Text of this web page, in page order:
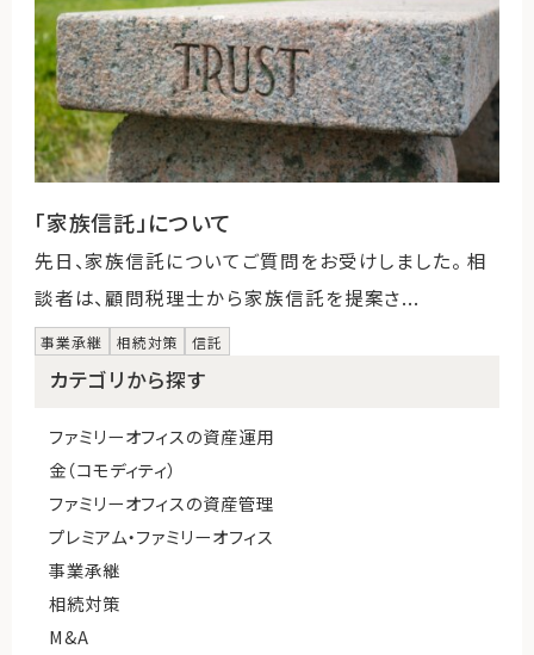
「家族信託」について
先日、家族信託についてご質問をお受けしました。 相
談者は、顧問税理士から家族信託を提案さ...
事業承継 相続対策 信託
カテゴリから探す
ファミリーオフィスの資産運用
金（コモディティ）
ファミリーオフィスの資産管理
プレミアム・ファミリーオフィス
事業承継
相続対策
M&A